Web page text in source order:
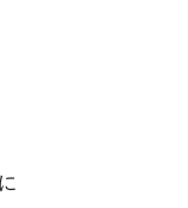
ます。詳細はお問い合